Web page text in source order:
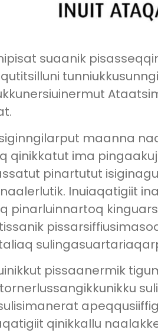
suaanik
maanna
qinikkatut ima
pinartutut
Inuiaqatigiit
pinarluinnartoq
pissaanermik
qinikkallu